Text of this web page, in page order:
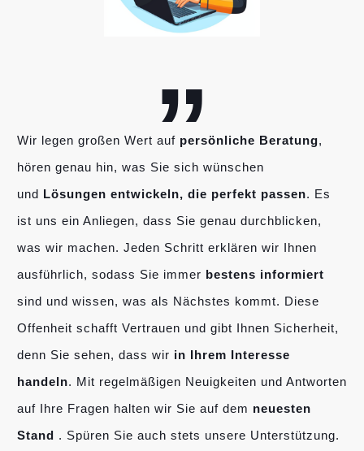
„
Wir legen großen Wert auf persönliche Beratung,
hören genau hin, was Sie sich wünschen
und Lösungen entwickeln, die perfekt passen. Es
ist uns ein Anliegen, dass Sie genau durchblicken,
was wir machen. Jeden Schritt erklären wir Ihnen
ausführlich, sodass Sie immer bestens informiert
sind und wissen, was als Nächstes kommt. Diese
Offenheit schafft Vertrauen und gibt Ihnen Sicherheit,
denn Sie sehen, dass wir in Ihrem Interesse
handeln. Mit regelmäßigen Neuigkeiten und Antworten
auf Ihre Fragen halten wir Sie auf dem neuesten
Stand . Spüren Sie auch stets unsere Unterstützung.